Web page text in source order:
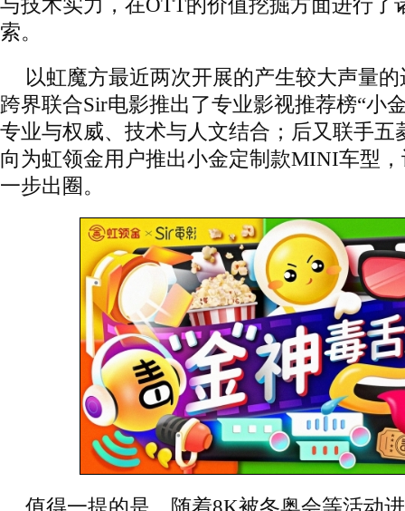
索。
以虹魔方最近两次开展的产生较大声量
跨界联合Sir电影推出了专业影视推荐榜“小
专业与权威、技术与人文结合；后又联手
向为虹领金用户推出小金定制款MINI车型
一步出圈。